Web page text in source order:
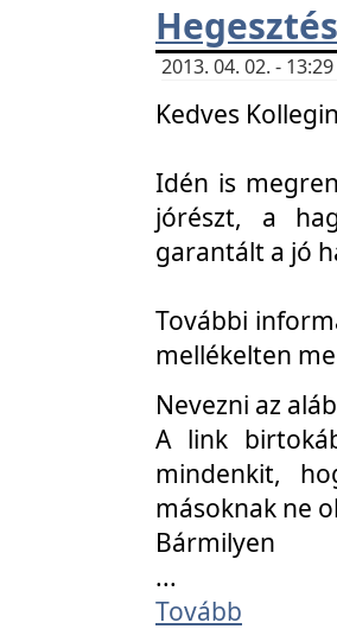
2013. 04. 02. -
Kedves
Idén is
jórészt, a
garantált a jó
További
mellékelten
Nevezni az
A link
mindenkit,
másoknak ne
Bármilyen
...
Tovább